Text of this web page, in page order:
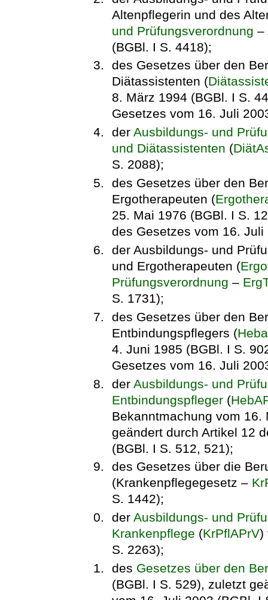
Altenpflegerin und des
und Prüfungsverordnung –
(BGBl. I S. 4418);
des Gesetzes über den
Diätassistenten (
8. März 1994 (BGBl. I S.
Gesetzes vom 16. Juli
der Ausbildungs- und
und Diätassistenten (
S. 2088);
des Gesetzes über den
Ergotherapeuten (
25. Mai 1976 (BGBl. I S.
des Gesetzes vom 16.
der Ausbildungs- und
und Ergotherapeuten (
Prüfungsverordnung –
S. 1731);
des Gesetzes über den
Entbindungspflegers (
4. Juni 1985 (BGBl. I S.
Gesetzes vom 16. Juli
der Ausbildungs- und
Entbindungspfleger(
Bekanntmachung vom 16.
geändert durch Artikel 12
(BGBl. I S. 512, 521);
des Gesetzes über die
(Krankenpflegegesetz –
S. 1442);
der Ausbildungs- und
Krankenpflege (KrPflAPrV)
S. 2263);
des Gesetzes über den
(BGBl. I S. 529), zuletzt